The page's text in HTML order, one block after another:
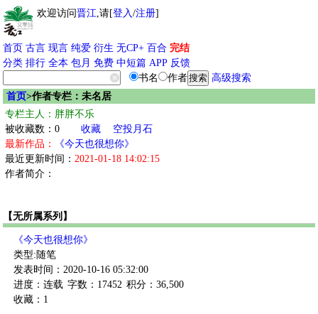
欢迎访问晋江,请[登入/注册]
首页 古言 现言 纯爱 衍生 无CP+ 百合 完结
分类 排行 全本 包月 免费 中短篇 APP 反馈
书名
作者
高级搜索
首页>作者专栏：未名居
专栏主人：胖胖不乐
被收藏数：0
收藏
空投月石
最新作品：
《今天也很想你》
最近更新时间： 2021-01-18 14:02:15
作者简介：
【无所属系列】
《今天也很想你》
类型:随笔
发表时间：2020-10-16 05:32:00
进度：连载 字数：17452 积分：36,500
收藏：1